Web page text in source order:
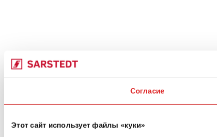
Согласие
Этот сайт использует файлы «куки»